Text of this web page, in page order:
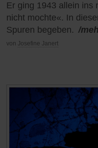
Er ging 1943 allein ins
nicht mochte«. In
Spuren begeben. /
von Josefine Janert